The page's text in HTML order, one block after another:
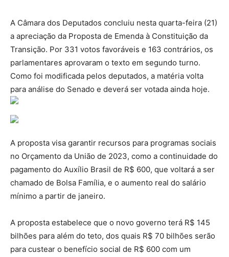
A Câmara dos Deputados concluiu nesta quarta-feira (21)
a apreciação da Proposta de Emenda à Constituição da
Transição. Por 331 votos favoráveis e 163 contrários, os
parlamentares aprovaram o texto em segundo turno.
Como foi modificada pelos deputados, a matéria volta
para análise do Senado e deverá ser votada ainda hoje.
A proposta visa garantir recursos para programas sociais
no Orçamento da União de 2023, como a continuidade do
pagamento do Auxílio Brasil de R$ 600, que voltará a ser
chamado de Bolsa Família, e o aumento real do salário
mínimo a partir de janeiro.
A proposta estabelece que o novo governo terá R$ 145
bilhões para além do teto, dos quais R$ 70 bilhões serão
para custear o benefício social de R$ 600 com um